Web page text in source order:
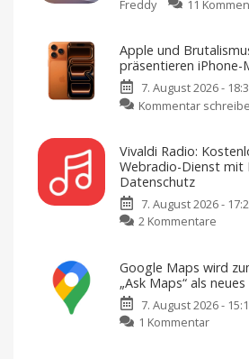
für
nur
1,99
ein
digitales
Freddy
11
Apple und
präsentieren iPhone-
7. August 2026 -
Kommentar
Vivaldi Radio:
Webradio-Dienst mit
Datenschutz
7. August 2026 -
2 Kommentare
Google Maps wird
„Ask Maps“ als
7. August 2026 -
1 Kommentar